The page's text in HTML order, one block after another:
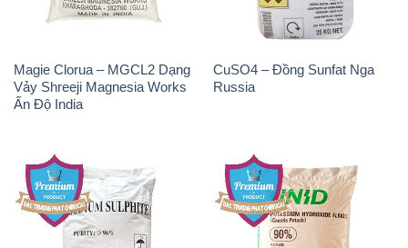
Magie Clorua – MGCL2 Dạng
Vảy Shreeji Magnesia Works
Ấn Độ India
CuSO4 – Đồng Sunfat Nga
Russia